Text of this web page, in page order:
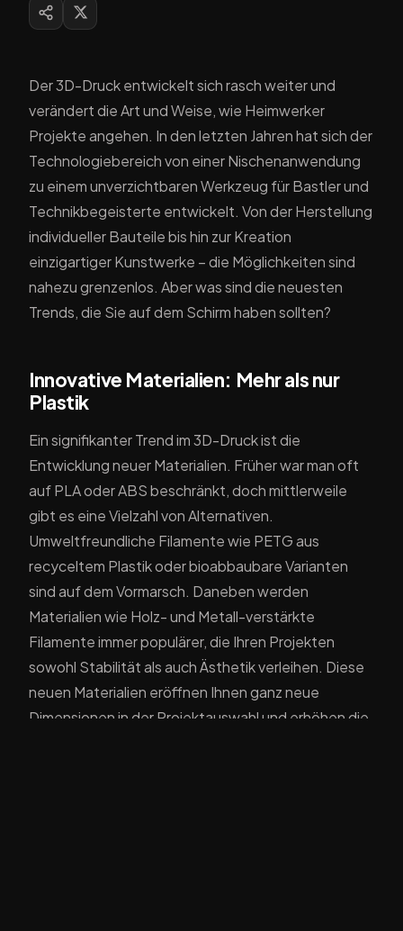
Der 3D-Druck entwickelt sich rasch weiter und
verändert die Art und Weise, wie Heimwerker
Projekte angehen. In den letzten Jahren hat sich der
Technologiebereich von einer Nischenanwendung
zu einem unverzichtbaren Werkzeug für Bastler und
Technikbegeisterte entwickelt. Von der Herstellung
individueller Bauteile bis hin zur Kreation
einzigartiger Kunstwerke – die Möglichkeiten sind
nahezu grenzenlos. Aber was sind die neuesten
Trends, die Sie auf dem Schirm haben sollten?
Innovative Materialien: Mehr als nur
Plastik
Ein signifikanter Trend im 3D-Druck ist die
Entwicklung neuer Materialien. Früher war man oft
auf PLA oder ABS beschränkt, doch mittlerweile
gibt es eine Vielzahl von Alternativen.
Umweltfreundliche Filamente wie PETG aus
recyceltem Plastik oder bioabbaubare Varianten
sind auf dem Vormarsch. Daneben werden
Materialien wie Holz- und Metall-verstärkte
Filamente immer populärer, die Ihren Projekten
sowohl Stabilität als auch Ästhetik verleihen. Diese
neuen Materialien eröffnen Ihnen ganz neue
Dimensionen in der Projektauswahl und erhöhen die